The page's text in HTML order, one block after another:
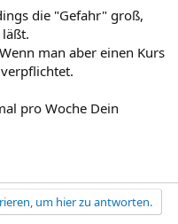
die "Gefahr" groß,
man aber einen Kurs
pro Woche Dein
um hier zu antworten.